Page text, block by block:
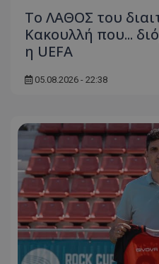
Το ΛΑΘΟΣ του
Κακουλλή που...
η UEFA
05.08.2026 - 22:38